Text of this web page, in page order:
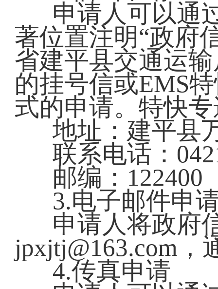
申请人可以通
著位置注明“政府
省建平县交通运
的挂号信或EMS
式的申请。特快
地址：建平县
联系电话：
邮编：122400
3.电子邮件申
申请人将政府
jpxjtj@163.com，
4.传真申请